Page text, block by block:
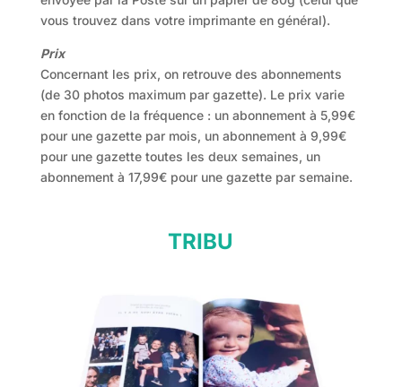
vous trouvez dans votre imprimante en général).
Prix
Concernant les prix, on retrouve des abonnements
(de 30 photos maximum par gazette). Le prix varie
en fonction de la fréquence : un abonnement à 5,99€
pour une gazette par mois, un abonnement à 9,99€
pour une gazette toutes les deux semaines, un
abonnement à 17,99€ pour une gazette par semaine.
TRIBU